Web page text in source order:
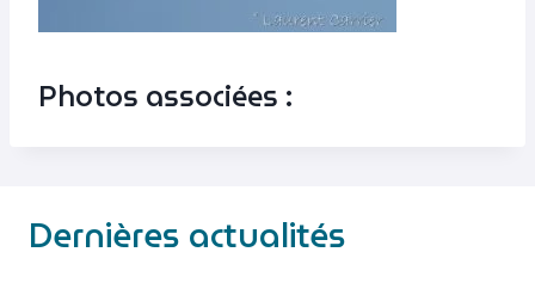
Photos associées :
Dernières actualités